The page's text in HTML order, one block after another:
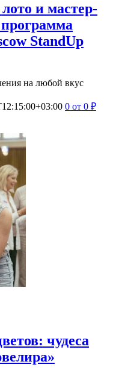
и мастер-
StandUp
на любой вкус
0 от 0 ₽
чудеса